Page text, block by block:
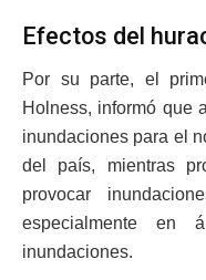
Efectos del
Por su parte, el
Holness, informó que
inundaciones para el
del país, mientras
provocar
especialmente en
inundaciones.